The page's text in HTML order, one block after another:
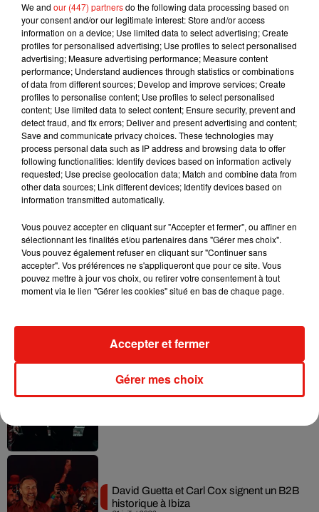
7 août 2026
RÜFÜS DU SOL annonce un nouvel
album après sa tournée mondiale
7 août 2026
Angèle et Amélie Lens dévoilent leur
collaboration tant attendue
6 août 2026
Il y a 10 ans, DJ Snake changeait de
Fred again.. et Latin Mafia dévoilent enfin
Swedish House Mafia et Lykke Li
David Guetta et Carl Cox signent un B2B
historique à Ibiza
We and our (447) partnersdo the following data processing based on
your consent and/or our legitimate interest: Store and/or access
information on a device; Use limited data to select advertising; Create
profiles for personalised advertising; Use profiles to select personalised
advertising; Measure advertising performance; Measure content
performance; Understand audiences through statistics or combinations
of data from different sources; Develop and improve services; Create
profiles to personalise content; Use profiles to select personalised
content; Use limited data to select content; Ensure security, prevent and
detect fraud, and fix errors; Deliver and present advertising and content;
Save and communicate privacy choices. These technologies may
process personal data such as IP address and browsing data to offer
following functionalities: Identify devices based on information actively
requested; Use precise geolocation data; Match and combine data from
other data sources; Link different devices; Identify devices based on
information transmitted automatically.
Vous pouvez accepter en cliquant sur "Accepter et fermer", ou affiner en
sélectionnant les finalités et/ou partenaires dans "Gérer mes choix".
Vous pouvez également refuser en cliquant sur "Continuer sans
accepter". Vos préférences ne s'appliqueront que pour ce site. Vous
pouvez mettre à jour vos choix, ou retirer votre consentement à tout
moment via le lien "Gérer les cookies" situé en bas de chaque page.
Gérer mes choix
Accepter et fermer